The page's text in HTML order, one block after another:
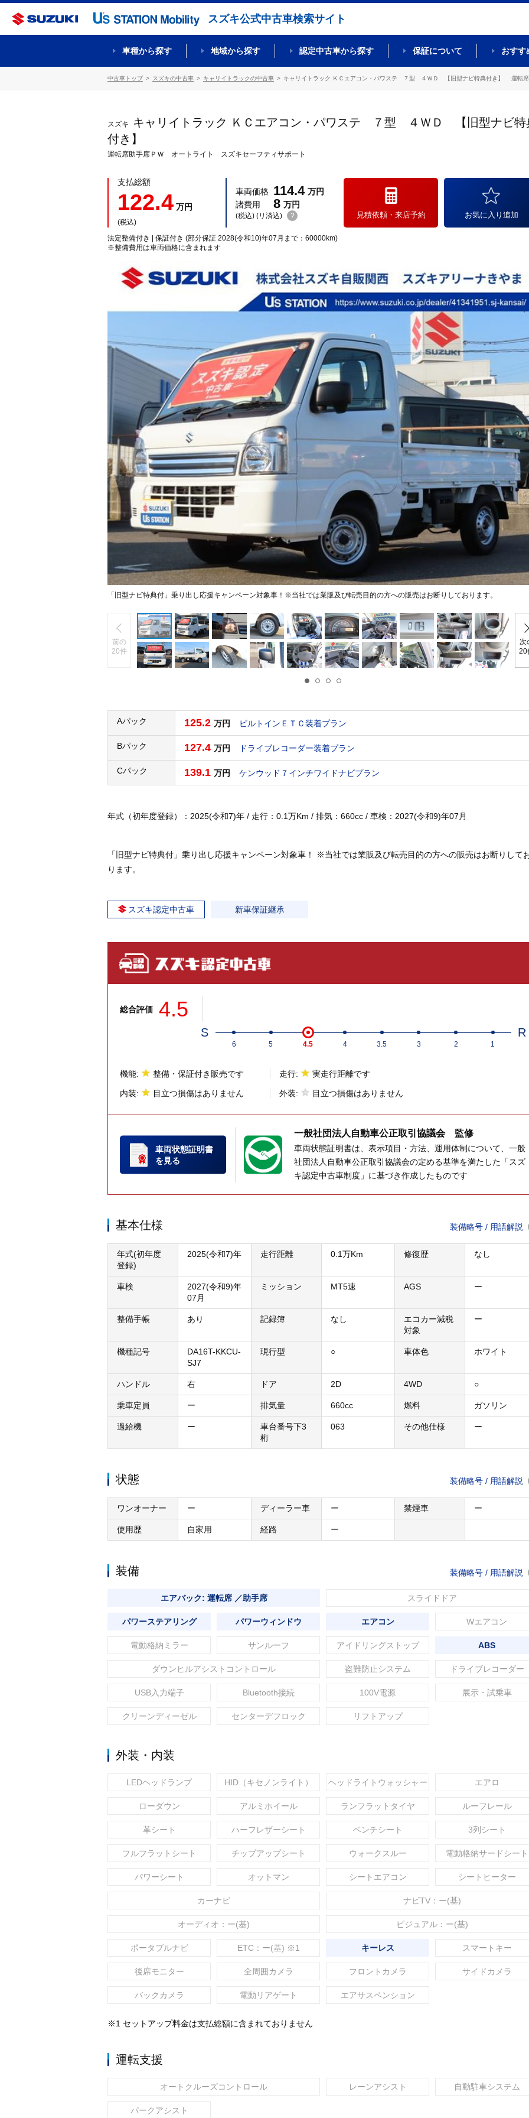
スズキ公式中古車検索サイト
車種から探す 地域から探す 認定中古車から探す 保証について おすす
中古車トップ スズキの中古車 キャリイトラックの中古車 キャリイトラック ＫＣエアコン・パワステ ７型 ４ＷＤ 【旧型ナビ特典付き】 運転
スズキ
キャリイトラック ＫＣエアコン・パワステ ７型 ４ＷＤ 【旧型ナビ特
付き】
運転席助手席ＰＷ オートライト スズキセーフティサポート
支払総額
122.4 万円
(税込)
車両価格 114.4 万円
諸費用
8 万円
(税込) (リ済込) ?
法定整備付き | 保証付き (部分保証 2028(令和10)年07月まで：60000km)
※整備費用は車両価格に含まれます
見積依頼・来店予約 お気に入り追加
「旧型ナビ特典付」乗り出し応援キャンペーン対象車！※当社では業販及び転売目的の方への販売はお断りしております。
前の
20件
次
20
Aパック 125.2 万円 ビルトインＥＴＣ装着プラン
Bパック 127.4 万円 ドライブレコーダー装着プラン
Cパック 139.1 万円 ケンウッド７インチワイドナビプラン
年式（初年度登録）：2025(令和7)年 / 走行：0.1万Km / 排気：660cc / 車検：2027(令和9)年07月
「旧型ナビ特典付」乗り出し応援キャンペーン対象車！ ※当社では業販及び転売目的の方への販売はお断りして
ります。
スズキ認定中古車 新車保証継承
総合評価 4.5
S R
6 5 4.5 4 3.5 3 2 1
機能: 整備・保証付き販売です 走行: 実走行距離です
内装: 目立つ損傷はありません 外装: 目立つ損傷はありません
車両状態証明書
を見る
一般社団法人 自動車公正取引協議会 監修
車両状態証明書は、表示項目・方法、運用体制について、一般
社団法人自動車公正取引協議会の定める基準を満たした「スズ
キ認定中古車制度」に基づき作成したものです
基本仕様 装備略号 / 用語解説
年式(初年度
登録)
2025(令和7)年 走行距離 0.1万Km 修復歴 なし
車検
2027(令和9)年
07月
ミッション MT5速 AGS ー
整備手帳 あり 記録簿 なし
エコカー減税
対象
ー
機種記号
DA16T-KKCU-
SJ7
現行型 ○ 車体色 ホワイト
ハンドル 右 ドア 2D 4WD ○
乗車定員 ー 排気量 660cc 燃料 ガソリン
過給機 ー
車台番号下3
桁
063 その他仕様 ー
状態 装備略号 / 用語解説
ワンオーナー ー ディーラー車 ー 禁煙車 ー
使用歴 自家用 経路 ー
装備 装備略号 / 用語解説
エアバック: 運転席 ／助手席 スライドドア
パワーステアリング パワーウィンドウ エアコン Wエアコン
電動格納ミラー サンルーフ アイドリングストップ ABS
ダウンヒルアシストコントロール 盗難防止システム ドライブレコーダー
USB入力端子 Bluetooth接続 100V電源 展示・試乗車
クリーンディーゼル センターデフロック リフトアップ
外装・内装
LEDヘッドランプ HID（キセノンライト） ヘッドライトウォッシャー エアロ
ローダウン アルミホイール ランフラットタイヤ ルーフレール
革シート ハーフレザーシート ベンチシート 3列シート
フルフラットシート チップアップシート ウォークスルー 電動格納サードシート
パワーシート オットマン シートエアコン シートヒーター
カーナビ ナビTV：ー(基)
オーディオ：ー(基) ビジュアル：ー(基)
ポータブルナビ ETC：ー(基) ※1 キーレス スマートキー
後席モニター 全周囲カメラ フロントカメラ サイドカメラ
バックカメラ 電動リアゲート エアサスペンション
※1 セットアップ料金は支払総額に含まれておりません
運転支援
オートクルーズコントロール レーンアシスト 自動駐車システム
パークアシスト